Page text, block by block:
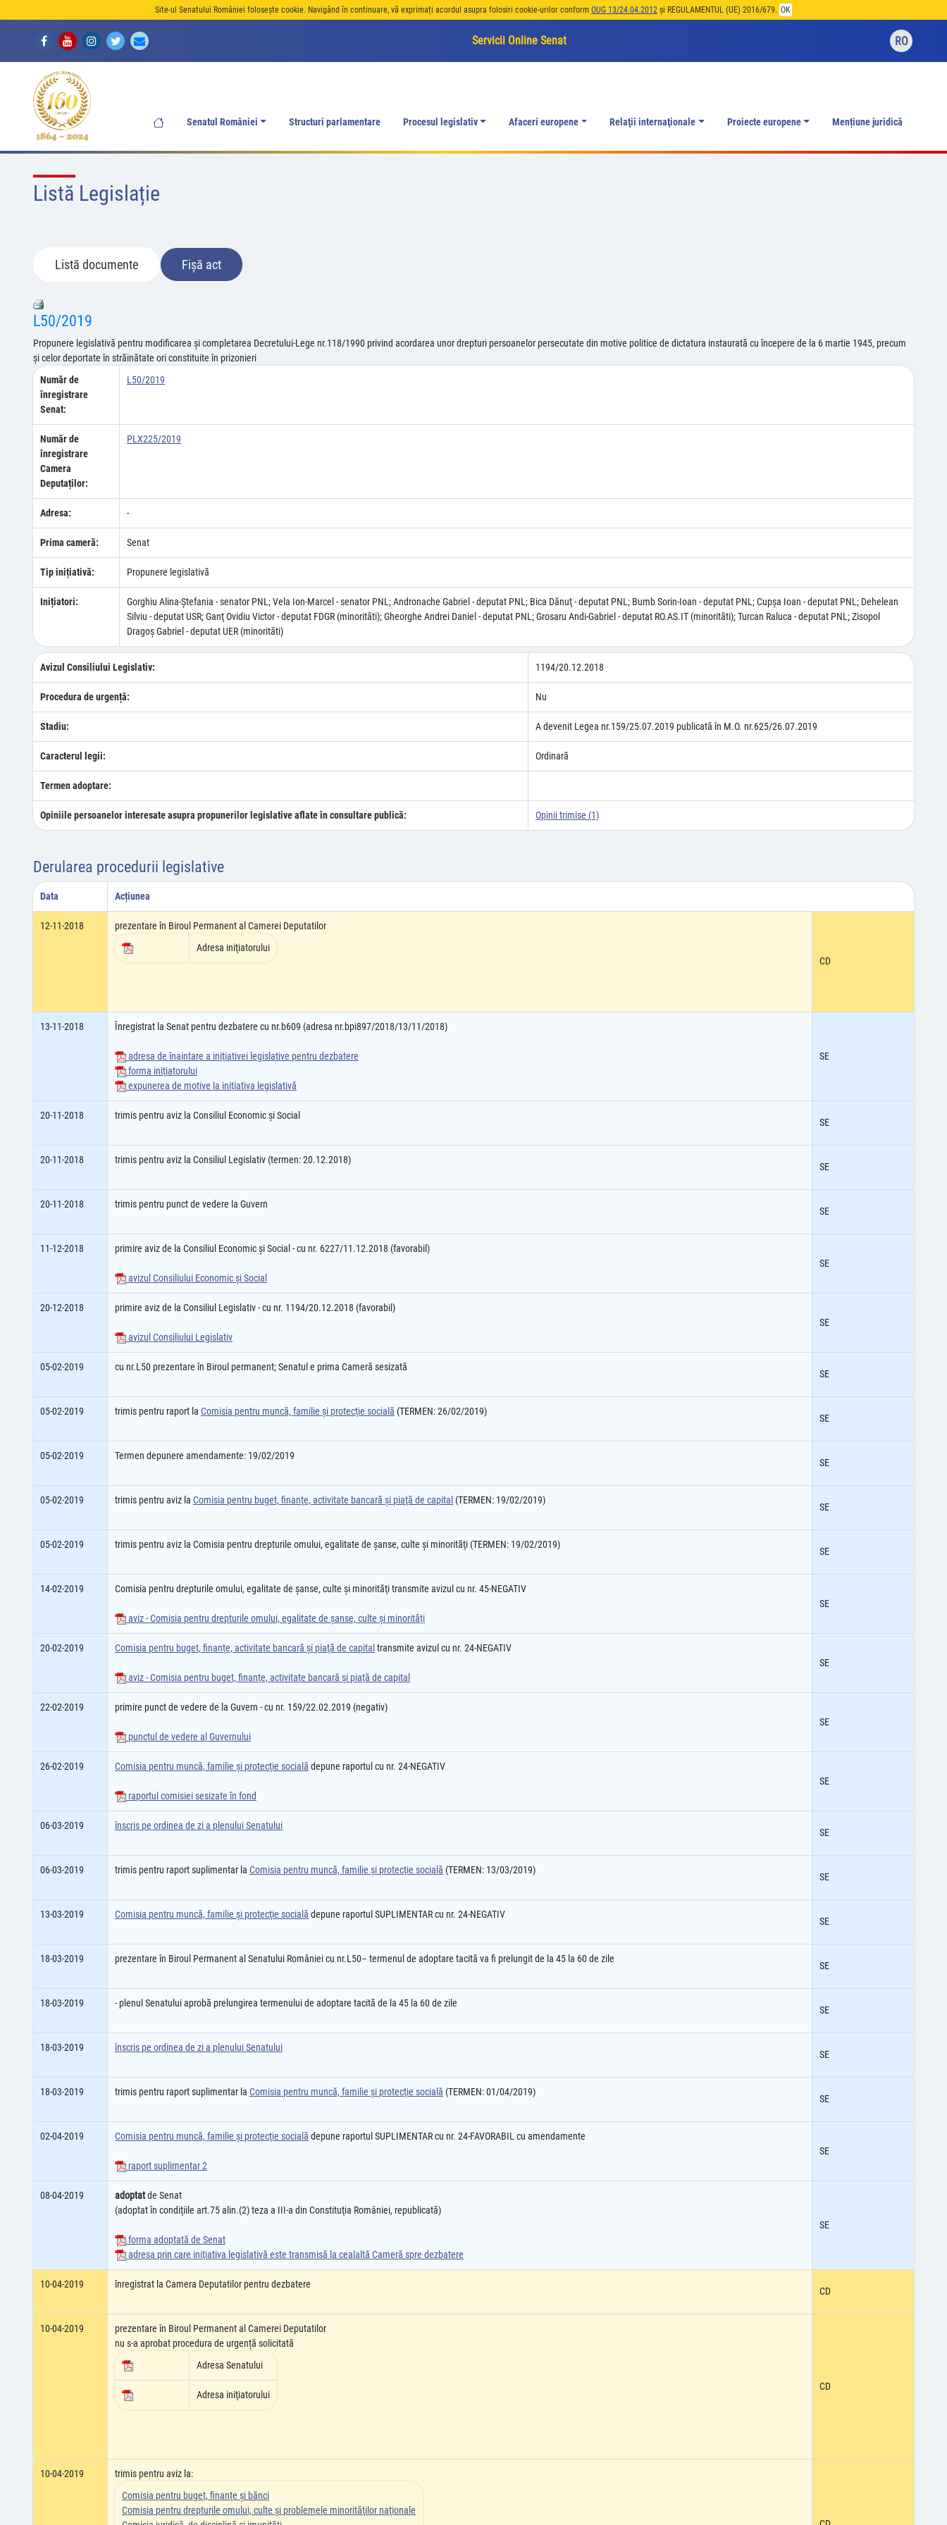
Site-ul Senatului României folosește cookie. Navigând în continuare, vă exprimați acordul asupra folosiri cookie-urilor conform OUG 13/24.04.2012 și REGULAMENTUL (UE) 2016/679. OK
Servicii Online Senat RO
Senatul României Structuri parlamentare Procesul legislativ Afaceri europene Relaţii internaţionale Proiecte europene Mențiune juridică
Listă Legislație
Listă documente Fișă act
L50/2019
Propunere legislativă pentru modificarea şi completarea Decretului-Lege nr.118/1990 privind acordarea unor drepturi persoanelor persecutate din motive politice de dictatura instaurată cu începere de la 6 martie 1945, precum
şi celor deportate în străinătate ori constituite în prizonieri
Număr de
înregistrare
Senat:
L50/2019
Număr de
înregistrare
Camera
Deputaților:
PLX225/2019
Adresa: -
Prima cameră: Senat
Tip inițiativă: Propunere legislativă
Inițiatori:
Gorghiu Alina-Ştefania - senator PNL; Vela Ion-Marcel - senator PNL; Andronache Gabriel - deputat PNL; Bica Dănuţ - deputat PNL; Bumb Sorin-Ioan - deputat PNL; Cupşa Ioan - deputat PNL; Dehelean
Silviu - deputat USR; Ganţ Ovidiu Victor - deputat FDGR (minoritãti); Gheorghe Andrei Daniel - deputat PNL; Grosaru Andi-Gabriel - deputat RO.AS.IT (minoritãti); Turcan Raluca - deputat PNL; Zisopol
Dragoş Gabriel - deputat UER (minoritãti)
Avizul Consiliului Legislativ: 1194/20.12.2018
Procedura de urgență: Nu
Stadiu: A devenit Legea nr.159/25.07.2019 publicatã în M.O. nr.625/26.07.2019
Caracterul legii: Ordinară
Termen adoptare:
Opiniile persoanelor interesate asupra propunerilor legislative aflate în consultare publică: Opinii trimise (1)
Derularea procedurii legislative
Data Acțiunea
12-11-2018
prezentare în Biroul Permanent al Camerei Deputatilor
Adresa iniţiatorului
CD
13-11-2018 Înregistrat la Senat pentru dezbatere cu nr.b609 (adresa nr.bpi897/2018/13/11/2018)
adresa de înaintare a iniţiativei legislative pentru dezbatere
forma iniţiatorului
expunerea de motive la iniţiativa legislativă
SE
20-11-2018 trimis pentru aviz la Consiliul Economic şi Social
SE
20-11-2018 trimis pentru aviz la Consiliul Legislativ (termen: 20.12.2018)
SE
20-11-2018 trimis pentru punct de vedere la Guvern
SE
11-12-2018 primire aviz de la Consiliul Economic şi Social - cu nr. 6227/11.12.2018 (favorabil)
avizul Consiliului Economic şi Social
SE
20-12-2018 primire aviz de la Consiliul Legislativ - cu nr. 1194/20.12.2018 (favorabil)
avizul Consiliului Legislativ
SE
05-02-2019 cu nr.L50 prezentare în Biroul permanent; Senatul e prima Cameră sesizată
SE
05-02-2019 trimis pentru raport la Comisia pentru muncă, familie şi protecţie socială (TERMEN: 26/02/2019)
SE
05-02-2019 Termen depunere amendamente: 19/02/2019
SE
05-02-2019 trimis pentru aviz la Comisia pentru buget, finanţe, activitate bancară şi piaţă de capital (TERMEN: 19/02/2019)
SE
05-02-2019 trimis pentru aviz la Comisia pentru drepturile omului, egalitate de şanse, culte şi minorităţi (TERMEN: 19/02/2019)
SE
14-02-2019 Comisia pentru drepturile omului, egalitate de şanse, culte şi minorităţi transmite avizul cu nr. 45-NEGATIV
aviz - Comisia pentru drepturile omului, egalitate de şanse, culte şi minorităţi
SE
20-02-2019 Comisia pentru buget, finanţe, activitate bancară şi piaţă de capital transmite avizul cu nr. 24-NEGATIV
aviz - Comisia pentru buget, finanţe, activitate bancară şi piaţă de capital
SE
22-02-2019 primire punct de vedere de la Guvern - cu nr. 159/22.02.2019 (negativ)
punctul de vedere al Guvernului
SE
26-02-2019 Comisia pentru muncă, familie şi protecţie socială depune raportul cu nr. 24-NEGATIV
raportul comisiei sesizate în fond
SE
06-03-2019 înscris pe ordinea de zi a plenului Senatului
SE
06-03-2019 trimis pentru raport suplimentar la Comisia pentru muncă, familie şi protecţie socială (TERMEN: 13/03/2019)
SE
13-03-2019 Comisia pentru muncă, familie şi protecţie socială depune raportul SUPLIMENTAR cu nr. 24-NEGATIV
SE
18-03-2019 prezentare în Biroul Permanent al Senatului României cu nr.L50– termenul de adoptare tacită va fi prelungit de la 45 la 60 de zile
SE
18-03-2019 - plenul Senatului aprobă prelungirea termenului de adoptare tacită de la 45 la 60 de zile
SE
18-03-2019 înscris pe ordinea de zi a plenului Senatului
SE
18-03-2019 trimis pentru raport suplimentar la Comisia pentru muncă, familie şi protecţie socială (TERMEN: 01/04/2019)
SE
02-04-2019 Comisia pentru muncă, familie şi protecţie socială depune raportul SUPLIMENTAR cu nr. 24-FAVORABIL cu amendamente
raport suplimentar 2
SE
08-04-2019 adoptatde Senat
(adoptat în condiţiile art.75 alin.(2) teza a III-a din Constituţia României, republicată)
forma adoptată de Senat
adresa prin care iniţiativa legislativă este transmisă la cealaltă Cameră spre dezbatere
SE
10-04-2019 înregistrat la Camera Deputatilor pentru dezbatere
CD
10-04-2019
prezentare în Biroul Permanent al Camerei Deputatilor
nu s-a aprobat procedura de urgență solicitată
Adresa Senatului
Adresa iniţiatorului
CD
10-04-2019
trimis pentru aviz la:
Comisia pentru buget, finanţe şi bănci
Comisia pentru drepturile omului, culte şi problemele minorităţilor naţionale